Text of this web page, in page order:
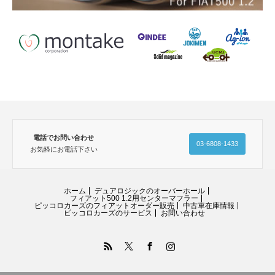
電話でお問い合わせ
お気軽にお電話下さい
03-6808-1433
ホーム
デュアロジックのオーバーホール
フィアット500 1.2用センターマフラー
ピッコロカーズのフィアットオーダー販売
中古車在庫情報
ピッコロカーズのサービス
お問い合わせ
FacebookInstagram